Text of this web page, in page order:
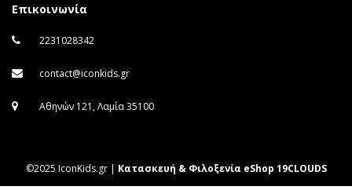
Επικοινωνία
2231028342
contact@iconkids.gr
Αθηνών 121, Λαμία 35100
©2025 IconKids.gr | Κατασκευή & Φιλοξενία eShop 19CLOUDS